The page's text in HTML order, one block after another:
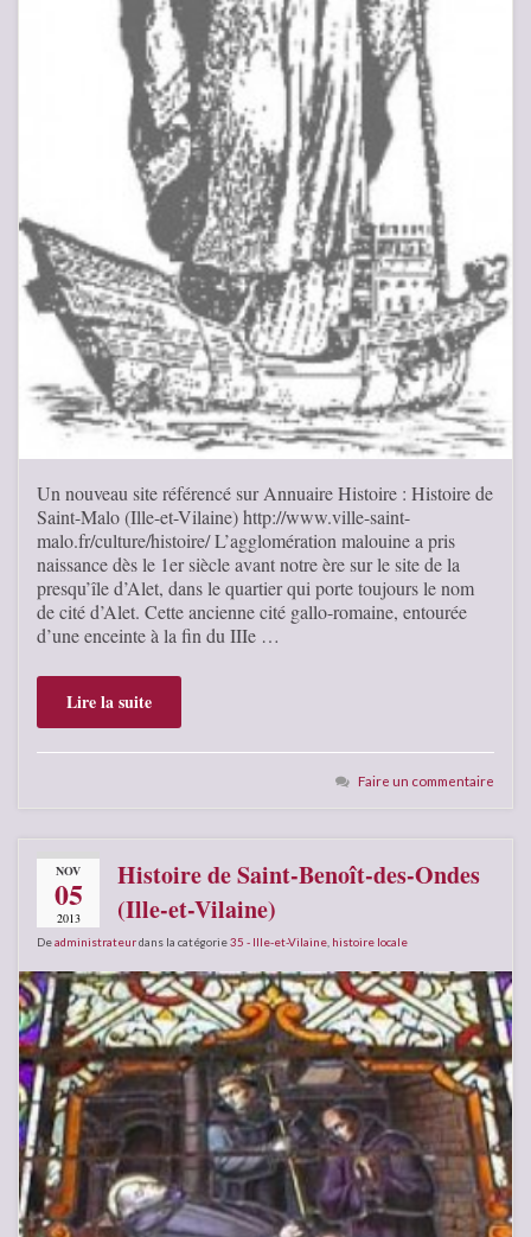
Un nouveau site référencé sur Annuaire Histoire : Histoire de
Saint-Malo (Ille-et-Vilaine) http://www.ville-saint-
malo.fr/culture/histoire/ L’agglomération malouine a pris
naissance dès le 1er siècle avant notre ère sur le site de la
presqu’île d’Alet, dans le quartier qui porte toujours le nom
de cité d’Alet. Cette ancienne cité gallo-romaine, entourée
d’une enceinte à la fin du IIIe …
Lire la suite
Faire un commentaire
NOV
05
2013
Histoire de Saint-Benoît-des-Ondes
(Ille-et-Vilaine)
Deadministrateurdans la catégorie35 - Ille-et-Vilaine histoire locale